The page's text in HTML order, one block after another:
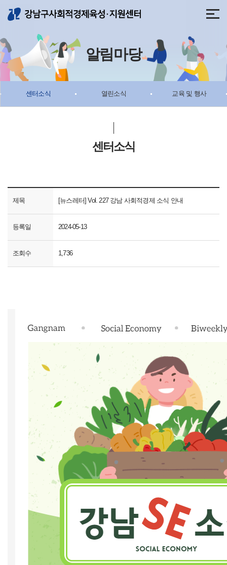
메뉴 바로가기
알림마당
센터소식 열린소식 교육 및 행사
센터소식
제목 [뉴스레터] Vol. 227 강남 사회적경제 소식 안내
등록일 2024-05-13
조회수 1,736